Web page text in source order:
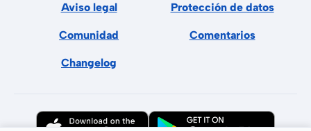
Aviso legal Protección de datos
Comunidad Comentarios
Changelog